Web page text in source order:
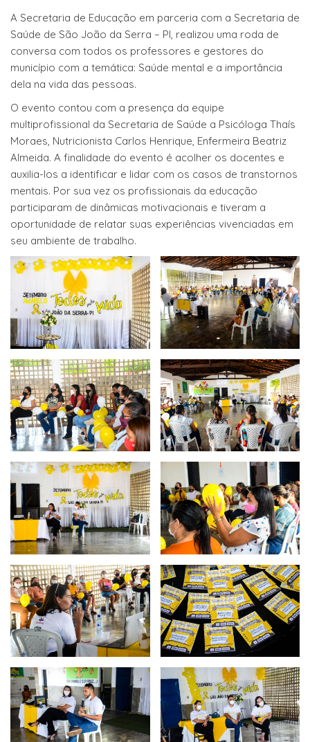
A Secretaria de Educação em parceria com a Secretaria de
Saúde de São João da Serra – PI, realizou uma roda de
conversa com todos os professores e gestores do
município com a temática: Saúde mental e a importância
dela na vida das pessoas.
O evento contou com a presença da equipe
multiprofissional da Secretaria de Saúde a Psicóloga Thaís
Moraes, Nutricionista Carlos Henrique, Enfermeira Beatriz
Almeida. A finalidade do evento é acolher os docentes e
auxilia-los a identificar e lidar com os casos de transtornos
mentais. Por sua vez os profissionais da educação
participaram de dinâmicas motivacionais e tiveram a
oportunidade de relatar suas experiências vivenciadas em
seu ambiente de trabalho.